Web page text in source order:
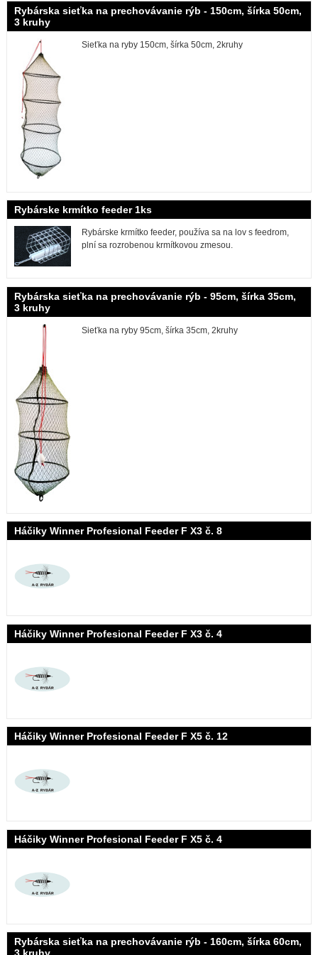
Rybárska sieťka na prechovávanie rýb - 150cm, šírka 50cm,
3 kruhy
Sieťka na ryby 150cm, šírka 50cm, 2kruhy
Rybárske krmítko feeder 1ks
Rybárske krmítko feeder, používa sa na lov s feedrom,
plní sa rozrobenou krmítkovou zmesou.
Rybárska sieťka na prechovávanie rýb - 95cm, šírka 35cm,
3 kruhy
Sieťka na ryby 95cm, šírka 35cm, 2kruhy
Háčiky Winner Profesional Feeder F X3 č. 8
Háčiky Winner Profesional Feeder F X3 č. 4
Háčiky Winner Profesional Feeder F X5 č. 12
Háčiky Winner Profesional Feeder F X5 č. 4
Rybárska sieťka na prechovávanie rýb - 160cm, šírka 60cm,